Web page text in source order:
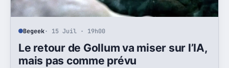
Begeek· 15 Juil · 19h00
Le retour de Gollum va miser sur l’IA,
mais pas comme prévu